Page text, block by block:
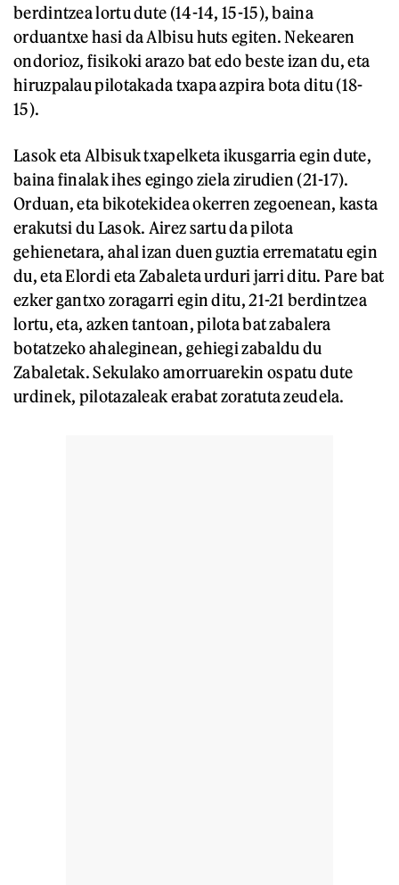
berdintzea lortu dute (14-14, 15-15), baina
orduantxe hasi da Albisu huts egiten. Nekearen
ondorioz, fisikoki arazo bat edo beste izan du, eta
hiruzpalau pilotakada txapa azpira bota ditu (18-
15).
Lasok eta Albisuk txapelketa ikusgarria egin dute,
baina finalak ihes egingo ziela zirudien (21-17).
Orduan, eta bikotekidea okerren zegoenean, kasta
erakutsi du Lasok. Airez sartu da pilota
gehienetara, ahal izan duen guztia errematatu egin
du, eta Elordi eta Zabaleta urduri jarri ditu. Pare bat
ezker gantxo zoragarri egin ditu, 21-21 berdintzea
lortu, eta, azken tantoan, pilota bat zabalera
botatzeko ahaleginean, gehiegi zabaldu du
Zabaletak. Sekulako amorruarekin ospatu dute
urdinek, pilotazaleak erabat zoratuta zeudela.